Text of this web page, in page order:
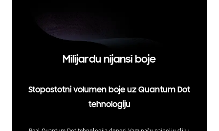
Milijardu nijansi boje
Stopostotni volumen boje uz Quantum Dot
tehnologiju